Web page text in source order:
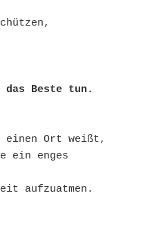
das Beste tun.
einen Ort weißt,
ein enges
aufzuatmen.